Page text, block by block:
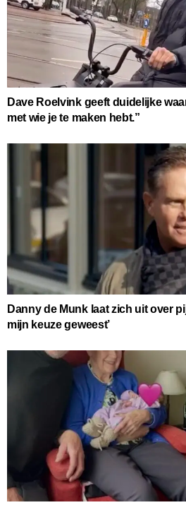
Dave Roelvink geeft duidelijke
met wie je te maken hebt.”
Danny de Munk laat zich uit over
mijn keuze geweest’